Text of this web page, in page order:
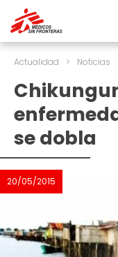
Actualidad > Noticias
se dobla
20/05/2015